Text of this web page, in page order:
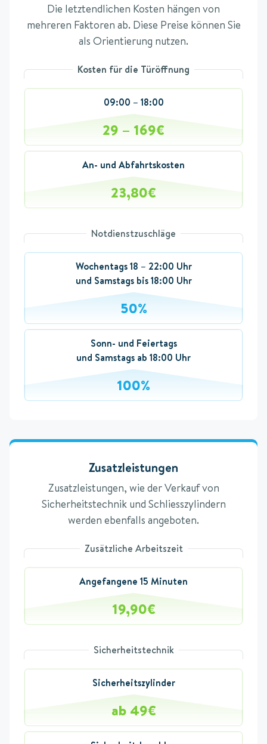
Die letztendlichen Kosten hängen von
mehreren Faktoren ab. Diese Preise können Sie
als Orientierung nutzen.
Kosten für die Türöffnung
09:00 – 18:00
29 – 169€
An- und Abfahrtskosten
23,80€
Notdienstzuschläge
Wochentags 18 – 22:00 Uhr
und Samstags bis 18:00 Uhr
50%
Sonn- und Feiertags
und Samstags ab 18:00 Uhr
100%
Zusatzleistungen
Zusatzleistungen, wie der Verkauf von
Sicherheitstechnik und Schliesszylindern
werden ebenfalls angeboten.
Zusätzliche Arbeitszeit
Angefangene 15 Minuten
19,90€
Sicherheitstechnik
Sicherheitszylinder
ab 49€